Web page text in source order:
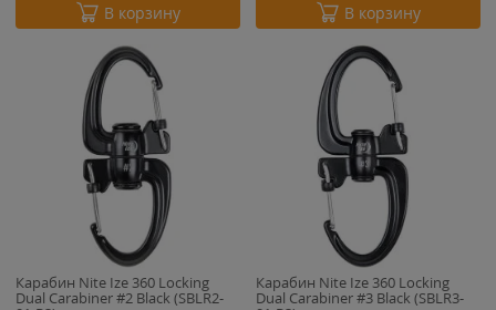
В корзину В корзину
Карабин Nite Ize 360 Locking
Dual Carabiner #2 Black (SBLR2-
Карабин Nite Ize 360 Locking
Dual Carabiner #3 Black (SBLR3-